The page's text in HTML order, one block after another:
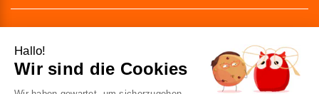
Hallo!
Wir sind die Cookies